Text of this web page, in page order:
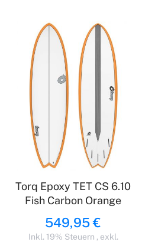
Torq Epoxy TET CS 6.10
Fish Carbon Orange
549,95 €
Inkl. 19% Steuern , exkl.